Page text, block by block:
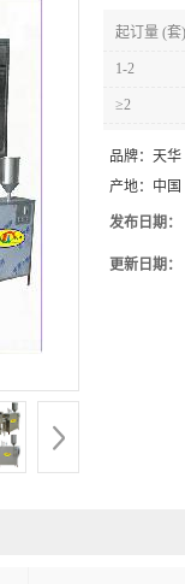
起订量 (套)
1-2
≥2
品牌： 天华
产地： 中国
发布日期：
更新日期：